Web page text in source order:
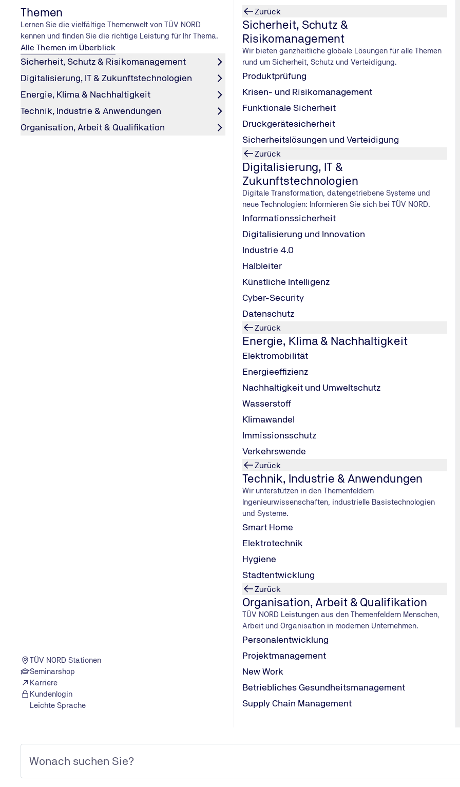
Themen
Lernen Sie die vielfältige Themenwelt von TÜV NORD
kennen und finden Sie die richtige Leistung für Ihr Thema.
Alle Themen im Überblick
Sicherheit, Schutz & Risikomanagement
Digitalisierung, IT & Zukunftstechnologien
Energie, Klima & Nachhaltigkeit
Technik, Industrie & Anwendungen
Organisation, Arbeit & Qualifikation
TÜV NORD Stationen
Seminarshop
Karriere
Kundenlogin
Leichte Sprache
Zurück
Sicherheit, Schutz &
Risikomanagement
Wir bieten ganzheitliche globale Lösungen für alle Themen
rund um Sicherheit, Schutz und Verteidigung.
Produktprüfung
Krisen- und Risikomanagement
Funktionale Sicherheit
Druckgerätesicherheit
Sicherheitslösungen und Verteidigung
Zurück
Digitalisierung, IT &
Zukunftstechnologien
Digitale Transformation, datengetriebene Systeme und
neue Technologien: Informieren Sie sich bei TÜV NORD.
Informationssicherheit
Digitalisierung und Innovation
Industrie 4.0
Halbleiter
Künstliche Intelligenz
Cyber-Security
Datenschutz
Zurück
Energie, Klima & Nachhaltigkeit
Elektromobilität
Energieeffizienz
Nachhaltigkeit und Umweltschutz
Wasserstoff
Klimawandel
Immissionsschutz
Verkehrswende
Zurück
Technik, Industrie & Anwendungen
Wir unterstützen in den Themenfeldern
Ingenieurwissenschaften, industrielle Basistechnologien
und Systeme.
Smart Home
Elektrotechnik
Hygiene
Stadtentwicklung
Zurück
Organisation, Arbeit & Qualifikation
TÜV NORD Leistungen aus den Themenfeldern Menschen,
Arbeit und Organisation in modernen Unternehmen.
Personalentwicklung
Projektmanagement
New Work
Betriebliches Gesundheitsmanagement
Supply Chain Management
Mit unserem kostenlosen Erinnerungsservice behalten Sie Ihren
Termin sicher im Blick. Einfach das Formular ausfüllen und rechtzeitig
erinnert werden.
Jetzt kostenlos erinnern lassen
Nachricht senden
TÜV NORD Station suchen
TÜV NORD GROUP
TÜV NORD weltweit
Erklärung zur Barrierefreiheit
Impressum